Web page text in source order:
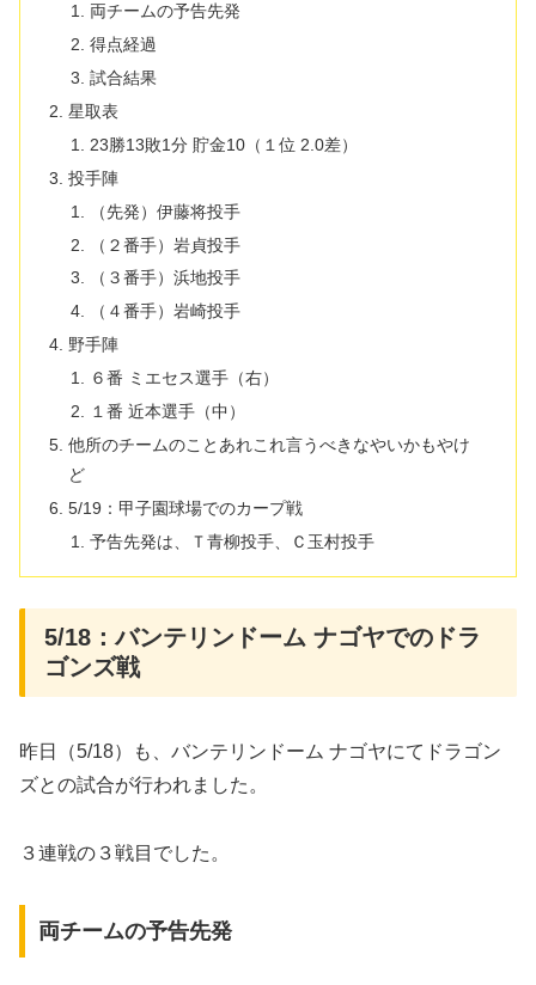
両チームの予告先発
得点経過
試合結果
星取表
23勝13敗1分 貯金10（１位 2.0差）
投手陣
（先発）伊藤将投手
（２番手）岩貞投手
（３番手）浜地投手
（４番手）岩崎投手
野手陣
６番 ミエセス選手（右）
１番 近本選手（中）
他所のチームのことあれこれ言うべきなやいかもやけ
ど
5/19：甲子園球場でのカープ戦
予告先発は、Ｔ青柳投手、Ｃ玉村投手
5/18：バンテリンドーム ナゴヤでのドラ
ゴンズ戦
昨日（5/18）も、バンテリンドーム ナゴヤにてドラゴン
ズとの試合が行われました。
３連戦の３戦目でした。
両チームの予告先発